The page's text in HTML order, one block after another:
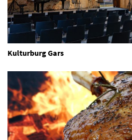
Kulturburg Gars